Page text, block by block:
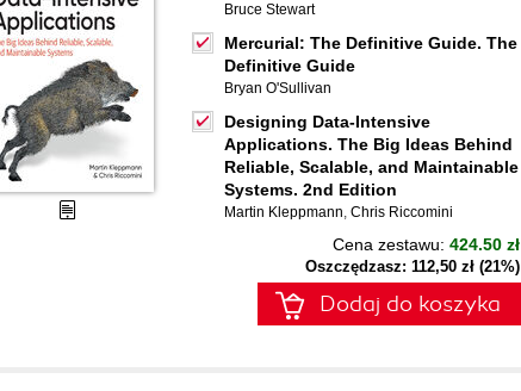
Bruce Stewart
Mercurial: The Definitive Guide. The
Definitive Guide
Bryan O'Sullivan
Designing Data-Intensive
Applications. The Big Ideas Behind
Reliable, Scalable, and Maintainable
Systems. 2nd Edition
Martin Kleppmann, Chris Riccomini
Cena zestawu: 424.50 zł
Oszczędzasz: 112,50 zł (21%)
Dodaj do koszyka